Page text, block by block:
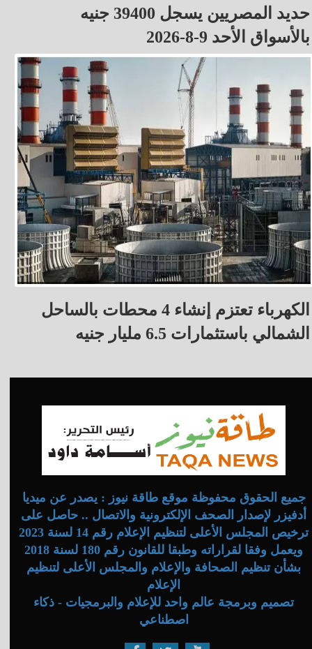
حديد المصريين يسجل 39400 جنيه
بالأسواق الأحد 9-8-2026
الكهرباء تعتزم إنشاء 4 محطات بالساحل
الشمالي باستثمارات 6.5 مليار جنيه
جميع الحقوق محفوظة موقع طاقة نيوز : يصدر عن ميديا
أدفيزر لإصدار الصحف الإلكترونية والاتصال .. حاصل على
ترخيص المجلس الأعلى لتنظيم الإعلام رقم 14 لسنة 2023
ويعمل وفقا لقراراته وطبقا للقانون رقم 180 لسنة 2018
بشأن تنظيم الصحافة والإعلام والمجلس الأعلى لتنظيم
الإعلام
تصميم وبرمجة عالم واحد للإعلام والبرمجيات - ذكاء
اصطناعي